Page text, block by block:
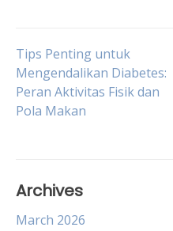
Post
navigation
Tips Penting untuk
Mengendalikan Diabetes:
Peran Aktivitas Fisik dan
Pola Makan
Archives
March 2026